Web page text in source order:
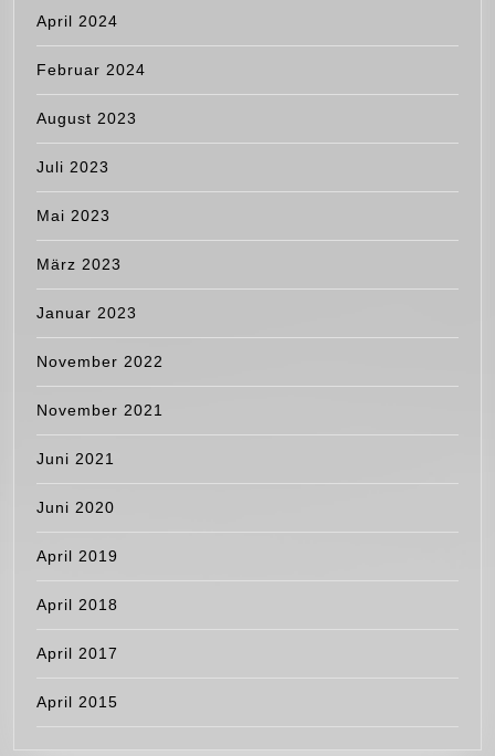
April 2024
Februar 2024
August 2023
Juli 2023
Mai 2023
März 2023
Januar 2023
November 2022
November 2021
Juni 2021
Juni 2020
April 2019
April 2018
April 2017
April 2015